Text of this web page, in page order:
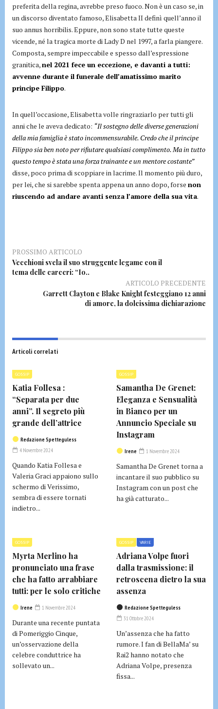
preferita della regina, avrebbe preso fuoco. Non è un caso se, in
un discorso diventato famoso, Elisabetta II definì quell’anno il
suo annus horribilis. Eppure, non sono state tutte queste
vicende, né la tragica morte di Lady D nel 1997, a farla piangere.
Composta, sempre impeccabile e spesso dall’espressione
granitica,nel 2021 fece un eccezione, e davanti a tutti:
avvenne durante il funerale dell’amatissimo marito
principe Filippo.
In quell’occasione, Elisabetta volle ringraziarlo per tutti gli
anni che le aveva dedicato: “Il sostegno delle diverse generazioni
della mia famiglia è stato incommensurabile. Credo che il principe
Filippo sia ben noto per rifiutare qualsiasi complimento. Ma in tutto
questo tempo è stata una forza trainante e un mentore costante”
disse, poco prima di scoppiare in lacrime. Il momento più duro,
per lei, che si sarebbe spenta appena un anno dopo, forse non
riuscendo ad andare avanti senza l’amore della sua vita.
PROSSIMO ARTICOLO
Vecchioni svela il suo struggente legame con il
tema delle carceri: “Io..
ARTICOLO PRECEDENTE
Garrett Clayton e Blake Knight festeggiano 12 anni
di amore, la dolcissima dichiarazione
Articoli correlati
GOSSIP
Katia Follesa :
“Separata per due
anni”. Il segreto più
grande dell’attrice
Redazione Spetteguless
4 Novembre 2024
Quando Katia Follesa e
Valeria Graci appaiono sullo
schermo di Verissimo,
sembra di essere tornati
indietro...
GOSSIP
Samantha De Grenet:
Eleganza e Sensualità
in Bianco per un
Annuncio Speciale su
Instagram
Irene 1 Novembre 2024
Samantha De Grenet torna a
incantare il suo pubblico su
Instagram con un post che
ha già catturato...
GOSSIP
Myrta Merlino ha
pronunciato una frase
che ha fatto arrabbiare
tutti: per le solo critiche
Irene 1 Novembre 2024
Durante una recente puntata
di Pomeriggio Cinque,
un’osservazione della
celebre conduttrice ha
sollevato un...
GOSSIP VARIE
Adriana Volpe fuori
dalla trasmissione: il
retroscena dietro la sua
assenza
Redazione Spetteguless
31 Ottobre 2024
Un’assenza che ha fatto
rumore. I fan di BellaMa’ su
Rai2 hanno notato che
Adriana Volpe, presenza
fissa...